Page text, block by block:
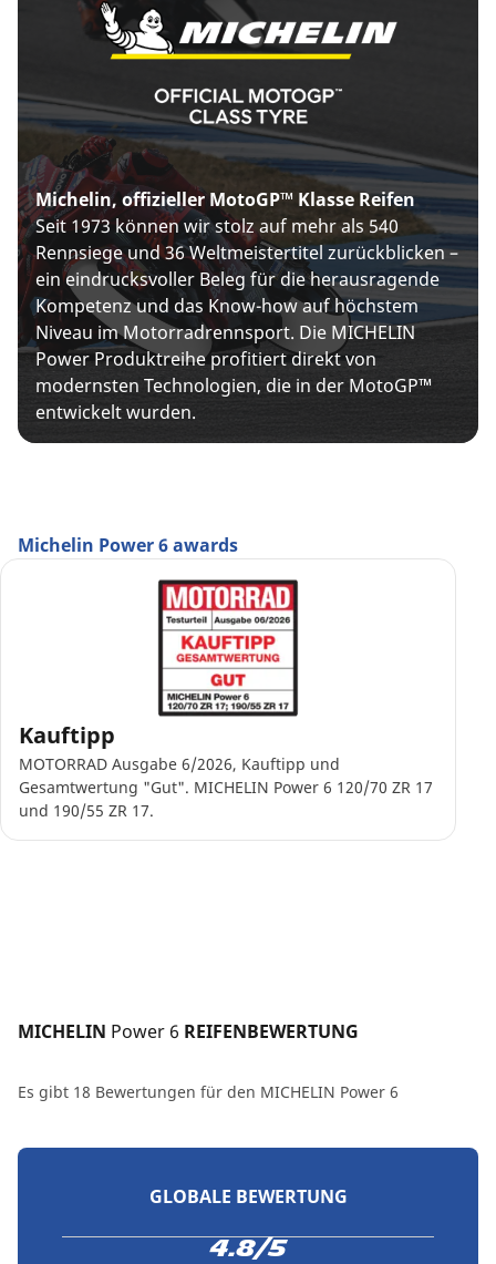
Michelin, offizieller MotoGP™ Klasse Reifen
Seit 1973 können wir stolz auf mehr als 540
Rennsiege und 36 Weltmeistertitel zurückblicken –
ein eindrucksvoller Beleg für die herausragende
Kompetenz und das Know-how auf höchstem
Niveau im Motorradrennsport. Die MICHELIN
Power Produktreihe profitiert direkt von
modernsten Technologien, die in der MotoGP™
entwickelt wurden.
Michelin Power 6 awards
Kauftipp
MOTORRAD Ausgabe 6/2026, Kauftipp und
Gesamtwertung "Gut". MICHELIN Power 6 120/70 ZR 17
und 190/55 ZR 17.
MICHELIN Power 6 REIFENBEWERTUNG
Es gibt 18 Bewertungen für den MICHELIN Power 6
GLOBALE BEWERTUNG
4.8/5